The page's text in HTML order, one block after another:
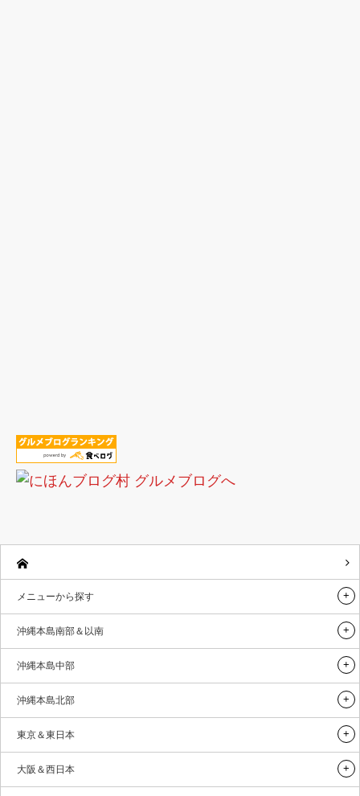
メニューから探す
沖縄本島南部＆以南
沖縄本島中部
沖縄本島北部
東京＆東日本
大阪＆西日本